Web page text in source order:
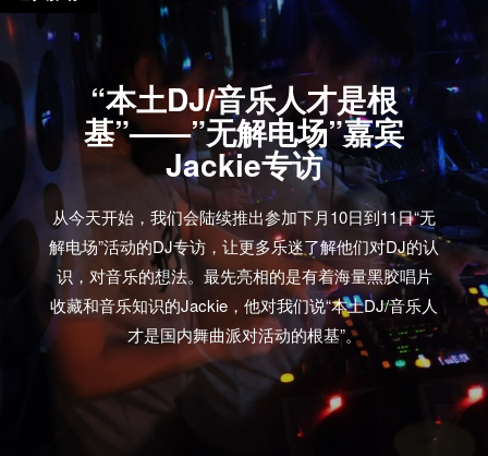
“本土DJ/音乐人才是根
基”——”无解电场”嘉宾
Jackie专访
从今天开始，我们会陆续推出参加下月10日到11日“无
解电场”活动的DJ专访，让更多乐迷了解他们对DJ的认
识，对音乐的想法。最先亮相的是有着海量黑胶唱片
收藏和音乐知识的Jackie，他对我们说“本土DJ/音乐人
才是国内舞曲派对活动的根基”。